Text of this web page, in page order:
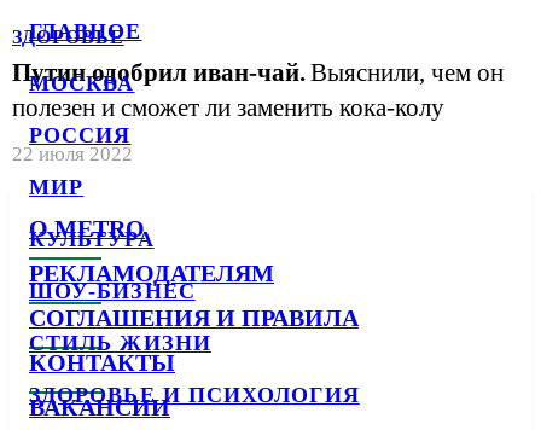
ГЛАВНОЕ
МОСКВА
РОССИЯ
МИР
КУЛЬТУРА
ШОУ-БИЗНЕС
СТИЛЬ ЖИЗНИ
ЗДОРОВЬЕ И ПСИХОЛОГИЯ
ЗДОРОВЬЕ
Путин одобрил иван-чай.Выяснили, чем он
полезен и сможет ли заменить кока-колу
22 июля 2022
О METRO
РЕКЛАМОДАТЕЛЯМ
СОГЛАШЕНИЯ И ПРАВИЛА
КОНТАКТЫ
ВАКАНСИИ